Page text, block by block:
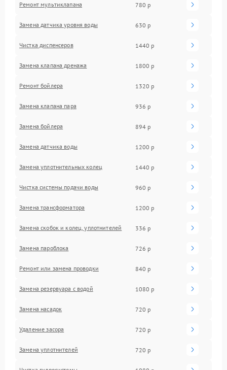
Ремонт мультиклапана 780 р
Замена датчика уровня воды 630 р
Чистка диспенсеров 1440 р
Замена клапана дренажа 1800 р
Ремонт бойлера 1320 р
Замена клапана пара 936 р
Замена бойлера 894 р
Замена датчика воды 1200 р
Замена уплотнительных колец 1440 р
Чистка системы подачи воды 960 р
Замена трансформатора 1200 р
Замена скобок и колец, уплотнителей 336 р
Замена пароблока 726 р
Ремонт или замена проводки 840 р
Замена резервуара с водой 1080 р
Замена насадок 720 р
Удаление засора 720 р
Замена уплотнителей 720 р